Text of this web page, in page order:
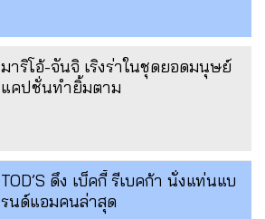
มาริโอ้-จันจิ เริงร่าในชุดยอดมนุษย์
แคปชั่นทำยิ้มตาม
TOD’S ดึง เบ็คกี้ รีเบคก้า นั่งแท่นแบ
รนด์แอมคนล่าสุด